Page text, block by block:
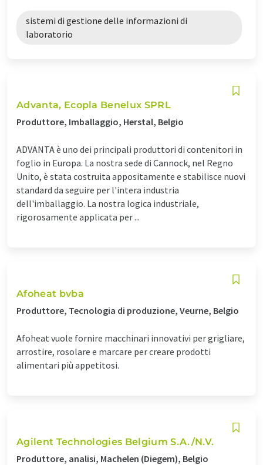
sistemi di gestione delle informazioni di
laboratorio
Advanta, Ecopla Benelux SPRL
Produttore, Imballaggio, Herstal, Belgio
ADVANTA è uno dei principali produttori di contenitori in
foglio in Europa. La nostra sede di Cannock, nel Regno
Unito, è stata costruita appositamente e stabilisce nuovi
standard da seguire per l'intera industria
dell'imballaggio. La nostra logica industriale,
rigorosamente applicata per ...
Afoheat bvba
Produttore, Tecnologia di produzione, Veurne, Belgio
Afoheat vuole fornire macchinari innovativi per grigliare,
arrostire, rosolare e marcare per creare prodotti
alimentari più appetitosi.
Agilent Technologies Belgium S.A./N.V.
Produttore, analisi, Machelen (Diegem), Belgio